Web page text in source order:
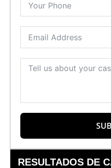
RESULTADOS DE